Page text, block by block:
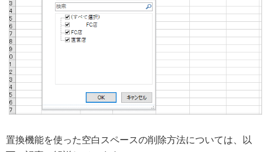
置換機能を使った空白スペースの削除方法については、以